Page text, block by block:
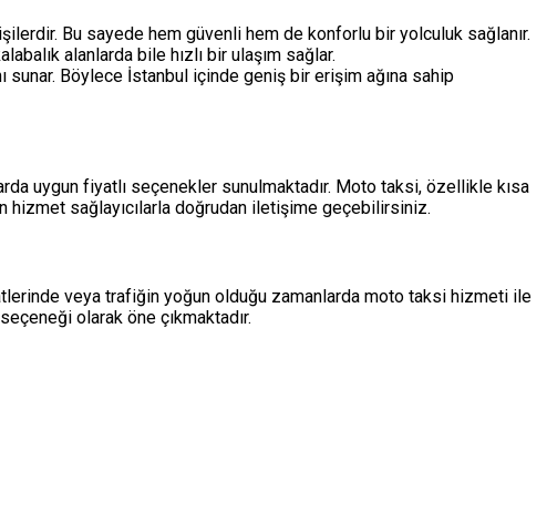
Bu sayede hem güvenli hem de konforlu bir yolculuk sağlanır.
alanlarda bile hızlı bir ulaşım sağlar.
Böylece İstanbul içinde geniş bir erişim ağına sahip
uygun fiyatlı seçenekler sunulmaktadır. Moto taksi, özellikle kısa
sağlayıcılarla doğrudan iletişime geçebilirsiniz.
veya trafiğin yoğun olduğu zamanlarda moto taksi hizmeti ile
olarak öne çıkmaktadır.